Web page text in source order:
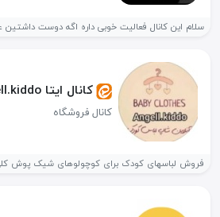
سلام این کانال فعالیت خوبی داره اگه دوست
کانال ایتا Angell.kiddo
کانال فروشگاه
فروش لباسهای کودک برای کوچولوهای شیک پوش